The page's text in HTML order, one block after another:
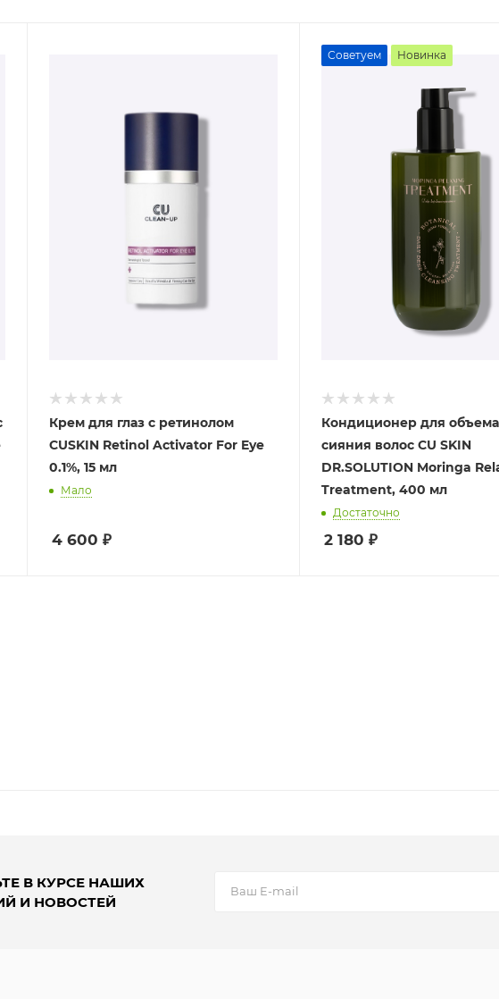
Крем для глаз с ретинолом
CUSKIN Retinol Activator For Eye
0.1%, 15 мл
Мало
4 600 ₽
Советуем Новинка
Кондиционер для
сияния волос CU SKIN
DR.SOLUTION Moringa
Treatment, 400 мл
Достаточно
2 180 ₽
В КУРСЕ НАШИХ
И НОВОСТЕЙ